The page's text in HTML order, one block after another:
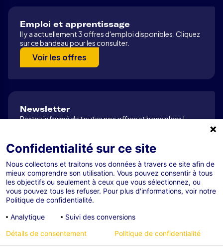
Emploi et apprentissage
Il y a actuellement 3 offres d'emploi disponibles. Cliquez
sur ce bandeau pour les consulter.
Voir les offres
Newsletter
Restez informé de toutes nos offres et bons plans !
Tous droits réservés R-GDS 2026
Mentions légales
Confidentialité
Cookies
Gestion des cookies
Confidentialité sur ce site
Nous collectons et traitons vos données à travers ce site afin de
mieux comprendre son utilisation. Vous pouvez consentir à tous
les objectifs ou seulement à ceux que vous sélectionnez, ou
vous pouvez tous les refuser. Pour plus d'informations, voir notre
Politique de confidentialité.
Analytique
Suivi des conversions
Détails de consentement
Politique de confidentialité